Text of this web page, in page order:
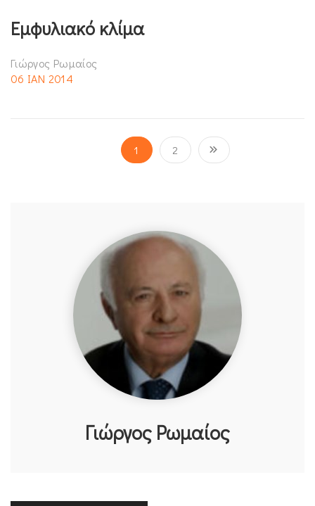
Εμφυλιακό κλίμα
Γιώργος Ρωμαίος
06 ΙΑΝ 2014
1 2
Γιώργος Ρωμαίος